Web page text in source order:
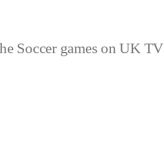
Soccer games on UK TV